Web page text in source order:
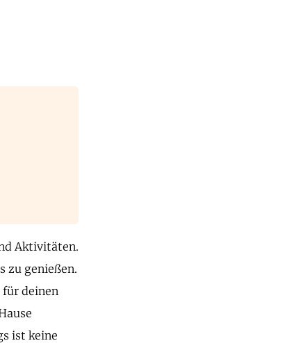
Aktivitäten.
zu genießen.
für deinen
ist keine